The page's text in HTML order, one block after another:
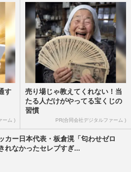
す
ーム )
売り場じゃ教えてくれない！当
たる人だけがやってる宝くじの
習慣
PR(合同会社デジタルファーム )
カー日本代表・板倉滉「匂わせゼロ
れなかったセレブすぎ...